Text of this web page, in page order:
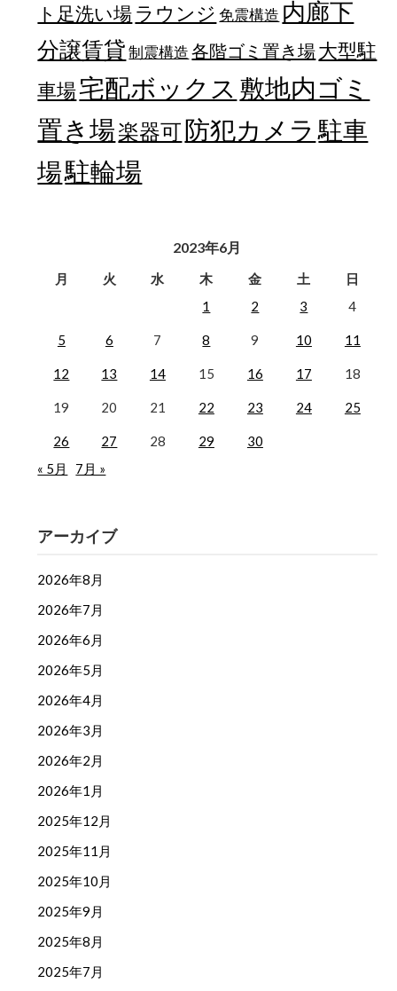
ト足洗い場 ラウンジ 免震構造 内廊下
分譲賃貸 制震構造 各階ゴミ置き場大型駐
車場宅配ボックス 敷地内ゴミ
置き場楽器可防犯カメラ 駐車
場駐輪場
2023年6月
月 火 水 木 金 土
日
1
2 3 4
5 6 7 8 9 10 11
12 13 14 15 16 17 18
19 20 21 22 23 24 25
26 27 28 29
30
« 5月
7月 »
アーカイブ
2026年8月
2026年7月
2026年6月
2026年5月
2026年4月
2026年3月
2026年2月
2026年1月
2025年12月
2025年11月
2025年10月
2025年9月
2025年8月
2025年7月